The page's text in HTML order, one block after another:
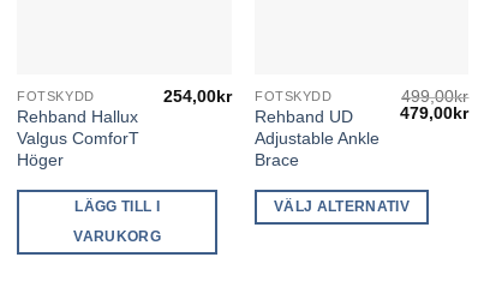
FOTSKYDD
Rehband Hallux
Valgus ComforT
Höger
254,00kr
LÄGG TILL I
VARUKORG
FOTSKYDD
Rehband UD
Adjustable Ankle
Brace
499,00kr
Det
ursprungliga
479,00kr
VÄLJ ALTERNATIV
Den
här
produkten
flera